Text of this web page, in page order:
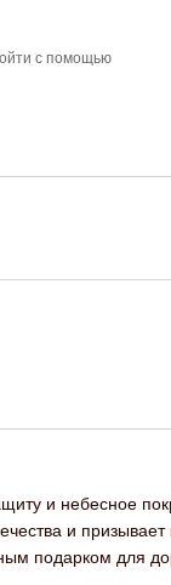
с помощью
и небесное
и
подарком для